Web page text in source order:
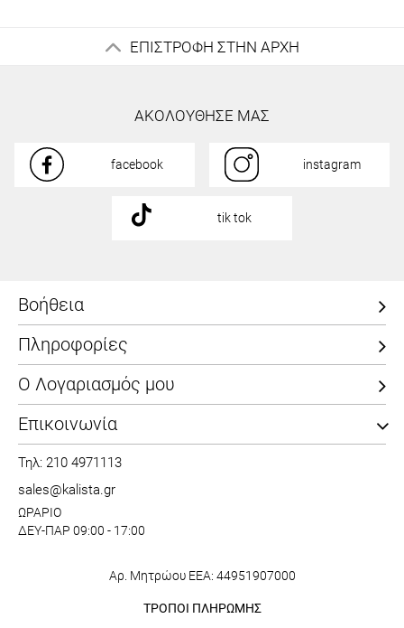
ΕΠΙΣΤΡΟΦΗ ΣΤΗΝ ΑΡΧΗ
ΑΚΟΛΟΥΘΗΣΕ ΜΑΣ
facebook instagram
tik tok
Βοήθεια
Πληροφορίες
Ο Λογαριασμός μου
Επικοινωνία
Τηλ: 210 4971113
sales@kalista.gr
ΩΡΑΡΙΟ
ΔΕΥ-ΠΑΡ 09:00 - 17:00
Αρ. Μητρώου ΕΕΑ: 44951907000
ΤΡΟΠΟΙ ΠΛΗΡΩΜΗΣ